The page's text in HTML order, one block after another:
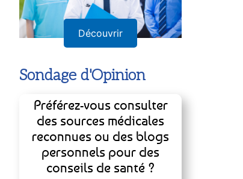
Découvrir
Sondage d'Opinion
Préférez-vous consulter
des sources médicales
reconnues ou des blogs
personnels pour des
conseils de santé ?